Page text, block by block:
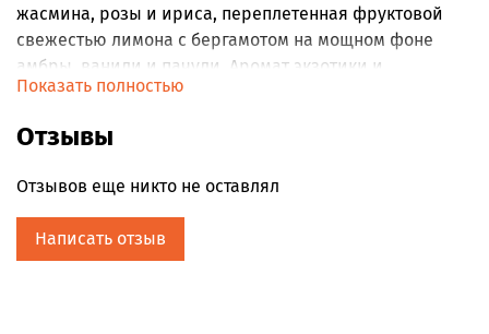
жасмина, розы и ириса, переплетенная фруктовой
свежестью лимона с бергамотом на мощном фоне
амбры, ванили и пачули. Аромат экзотики и
обжорства, смешанных воедино.
Показать полностью
Отзывы
Отзывов еще никто не оставлял
Написать отзыв